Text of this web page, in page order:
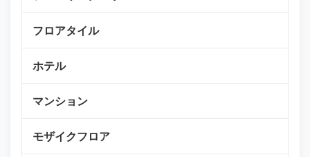
フロアタイル
ホテル
マンション
モザイクフロア